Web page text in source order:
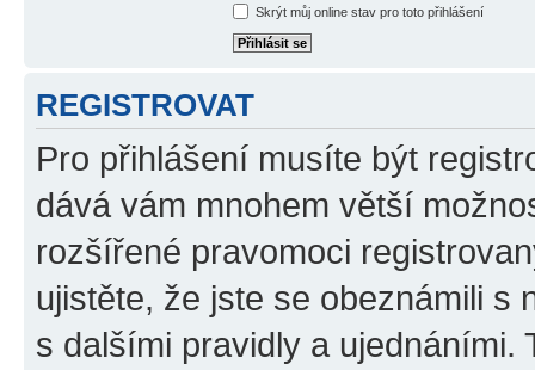
Skrýt můj online stav pro toto přihlášení
REGISTROVAT
Pro přihlášení musíte být
dává vám mnohem větší
rozšířené pravomoci
ujistěte, že jste se obeznámili s
s dalšími pravidly a ujednáními.